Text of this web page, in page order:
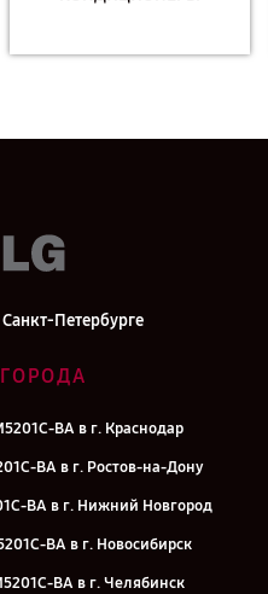
Петербурге
BA в г. Краснодар
BA в г. Ростов-на-Дону
BA в г. Нижний Новгород
BA в г. Новосибирск
BA в г. Челябинск